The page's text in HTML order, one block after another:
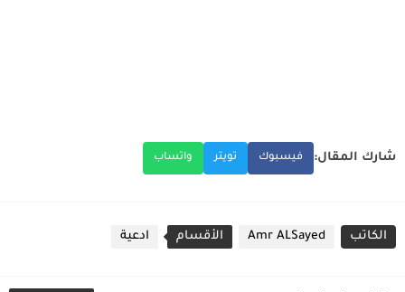
شارك المقال: فيسبوك تويتر واتساب
الكاتب Amr ALSayed الأقسام ادعية